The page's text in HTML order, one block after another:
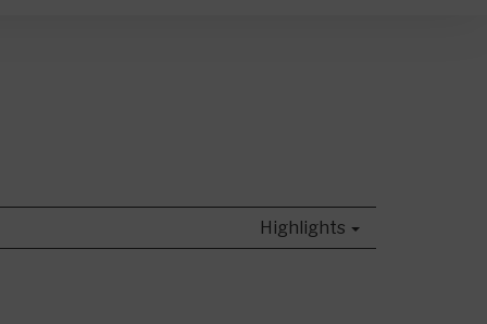
Highlights